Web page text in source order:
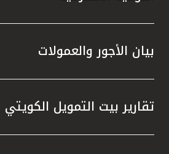
بيان الأجور والعمولات
تقارير بيت التمويل الكويتي